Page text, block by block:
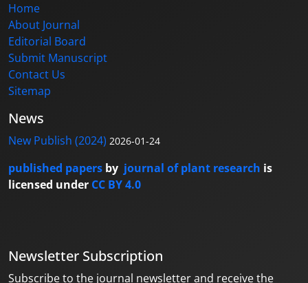
Home
About Journal
Editorial Board
Submit Manuscript
Contact Us
Sitemap
News
New Publish (2024) 2026-01-24
published papers by journal of plant research is
licensed under CC BY 4.0
Newsletter Subscription
Subscribe to the journal newsletter and receive the